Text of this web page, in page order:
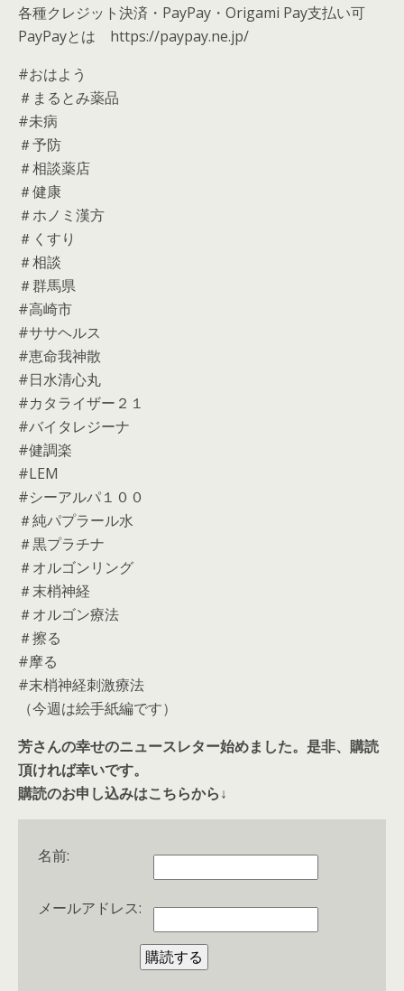
各種クレジット決済・PayPay・Origami Pay支払い可
PayPayとは https://paypay.ne.jp/
#おはよう
＃まるとみ薬品
#未病
＃予防
＃相談薬店
＃健康
＃ホノミ漢方
＃くすり
＃相談
＃群馬県
#高崎市
#ササヘルス
#恵命我神散
#日水清心丸
#カタライザー２１
#バイタレジーナ
#健調楽
#LEM
#シーアルパ１００
＃純パプラール水
＃黒プラチナ
＃オルゴンリング
＃末梢神経
＃オルゴン療法
＃擦る
#摩る
#末梢神経刺激療法
（今週は絵手紙編です）
芳さんの幸せのニュースレター始めました。是非、購読
頂ければ幸いです。
購読のお申し込みはこちらから↓
名前:
メールアドレス: